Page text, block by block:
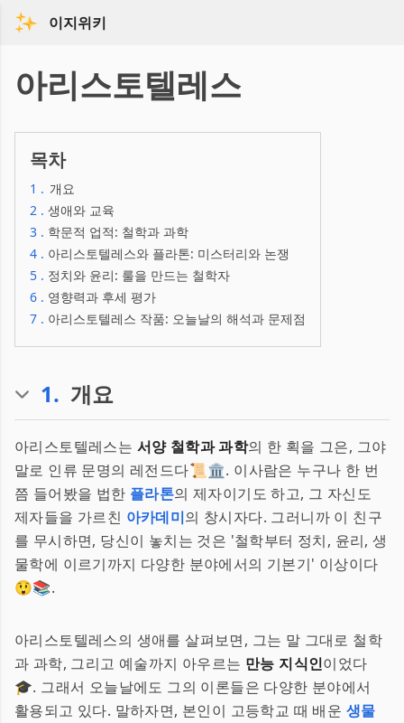
이지위키
아리스토텔레스
목차
1 . 개요
2 . 생애와 교육
3 . 학문적 업적: 철학과 과학
4 . 아리스토텔레스와 플라톤: 미스터리와 논쟁
5 . 정치와 윤리: 룰을 만드는 철학자
6 . 영향력과 후세 평가
7 . 아리스토텔레스 작품: 오늘날의 해석과 문제점
1. 개요
아리스토텔레스는 서양 철학과 과학의 한 획을 그은, 그야
말로 인류 문명의 레전드다📜🏛. 이사람은 누구나 한 번
쯤 들어봤을 법한 플라톤의 제자이기도 하고, 그 자신도
제자들을 가르친 아카데미의 창시자다. 그러니까 이 친구
를 무시하면, 당신이 놓치는 것은 '철학부터 정치, 윤리, 생
물학에 이르기까지 다양한 분야에서의 기본기' 이상이다
😲📚.
아리스토텔레스의 생애를 살펴보면, 그는 말 그대로 철학
과 과학, 그리고 예술까지 아우르는 만능 지식인이었다
🎓. 그래서 오늘날에도 그의 이론들은 다양한 분야에서
활용되고 있다. 말하자면, 본인이 고등학교 때 배운 생물